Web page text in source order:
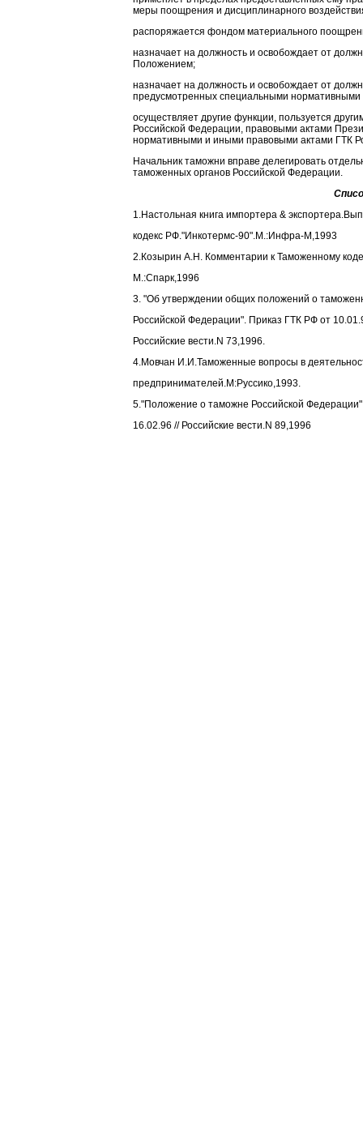
меры поощрения и дисциплинарного
распоряжается фондом материального
назначает на должность и освобождает от
Положением;
назначает на должность и освобождает от
предусмотренных специальными нормативными
осуществляет другие функции, пользуется
Российской Федерации, правовыми актами
нормативными и иными правовыми актами ГТК
Начальник таможни вправе делегировать
таможенных органов Российской Федерации.
1.Настольная книга импортера &
кодекс РФ."Инкотермс-90".М.:Инфра-М,1993
2.Козырин А.Н. Комментарии к Таможенному
М.:Спарк,1996
3. "Об утверждении общих положений о
Российской Федерации". Приказ ГТК РФ от
Российские вести.N 73,1996.
4.Мовчан И.И.Таможенные вопросы в
предпринимателей.М:Руссико,1993.
5."Положение о таможне Российской
16.02.96 // Российские вести.N 89,1996